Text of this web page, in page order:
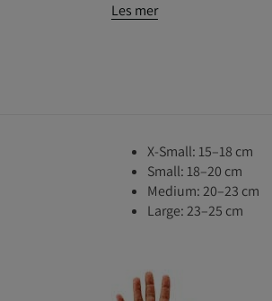
Les mer
X-Small: 15–18 cm
Small: 18–20 cm
Medium: 20–23 cm
Large: 23–25 cm